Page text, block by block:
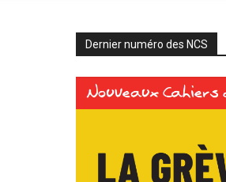
Dernier numéro des NCS